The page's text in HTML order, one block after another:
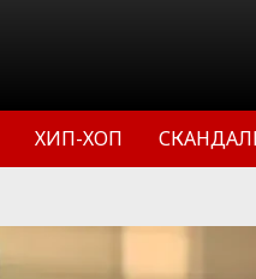
ХИП-ХОП